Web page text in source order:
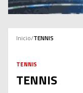
Inicio/TENNIS
TENNIS
TENNIS